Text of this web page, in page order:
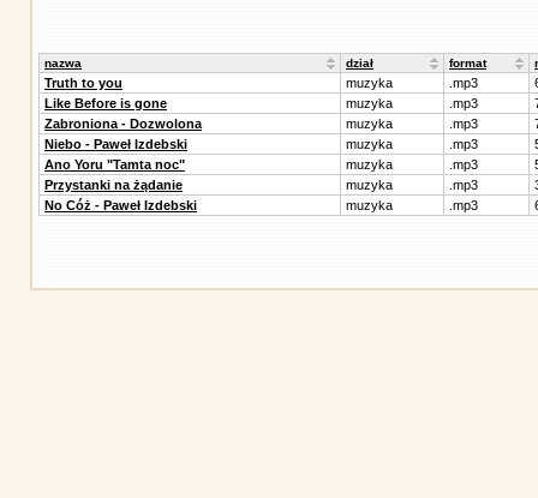
nazwa dział format
Truth to you muzyka .mp3
Like Before is gone
muzyka .mp3
Zabroniona - Dozwolona
muzyka .mp3
Niebo - Paweł Izdebski
muzyka .mp3
Ano Yoru "Tamta noc"
muzyka .mp3
Przystanki na żądanie
muzyka .mp3
No Cóż - Paweł Izdebski
muzyka .mp3